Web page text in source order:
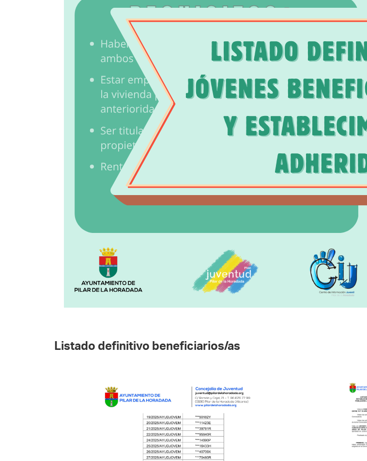
Listado definitivo beneficiarios/as